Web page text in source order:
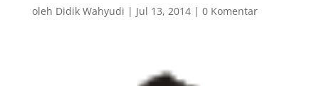
oleh Didik Wahyudi | Jul 13, 2014| 0 Komentar